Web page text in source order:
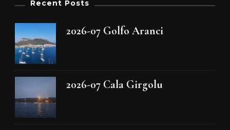
Recent Posts
2026-07 Golfo Aranci
2026-07 Cala Girgolu